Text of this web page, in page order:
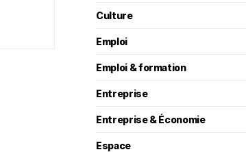
Culture
Emploi
Emploi & formation
Entreprise
Entreprise & Économie
Espace